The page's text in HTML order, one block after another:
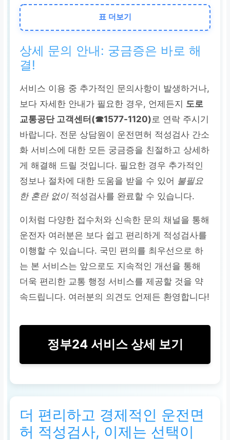
험장을 직접 방문하여
지 원스톱 처리 가능
가까운 경찰서 민원실을
방문하여 접수 및 관련
업무 처리 가능
표 더보기
상세 문의 안내: 궁금증은 바로 해
결!
서비스 이용 중 추가적인 문의사항이 발생하거나,
보다 자세한 안내가 필요한 경우, 언제든지 도로
교통공단 고객센터(☎1577-1120)로 연락 주시기
바랍니다. 전문 상담원이 운전면허 적성검사 간소
화 서비스에 대한 모든 궁금증을 친절하고 상세하
게 해결해 드릴 것입니다. 필요한 경우 추가적인
정보나 절차에 대한 도움을 받을 수 있어 불필요
한 혼란 없이적성검사를 완료할 수 있습니다.
이처럼 다양한 접수처와 신속한 문의 채널을 통해
운전자 여러분은 보다 쉽고 편리하게 적성검사를
이행할 수 있습니다. 국민 편의를 최우선으로 하
는 본 서비스는 앞으로도 지속적인 개선을 통해
더욱 편리한 교통 행정 서비스를 제공할 것을 약
속드립니다. 여러분의 의견도 언제든 환영합니다!
정부24 서비스 상세 보기
더 편리하고 경제적인 운전면
허 적성검사, 이제는 선택이